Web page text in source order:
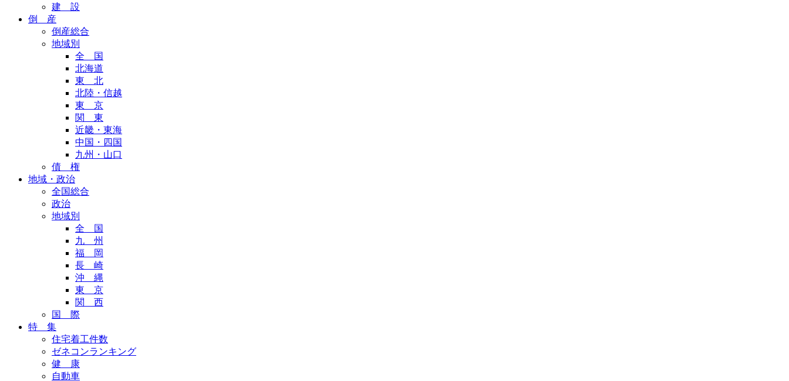
建 設
倒 産
倒産総合
地域別
全 国
北海道
東 北
北陸・信越
東 京
関 東
近畿・東海
中国・四国
九州・山口
債 権
地域・政治
全国総合
政治
地域別
全 国
九 州
福 岡
長 崎
沖 縄
東 京
関 西
国 際
特 集
住宅着工件数
ゼネコンランキング
健 康
自動車